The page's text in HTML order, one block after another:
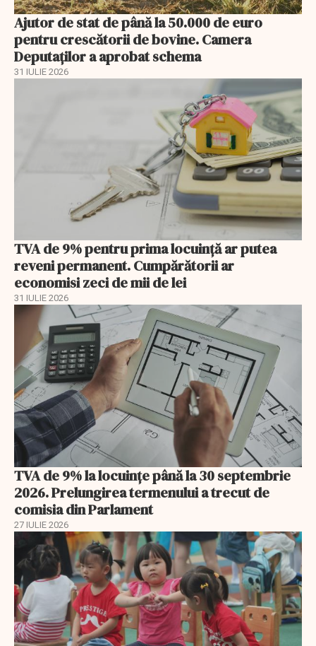
Ajutor de stat de până la 50.000 de euro
pentru crescătorii de bovine. Camera
Deputaților a aprobat schema
31 IULIE 2026
TVA de 9% pentru prima locuință ar putea
reveni permanent. Cumpărătorii ar
economisi zeci de mii de lei
31 IULIE 2026
TVA de 9% la locuințe până la 30 septembrie
2026. Prelungirea termenului a trecut de
comisia din Parlament
27 IULIE 2026